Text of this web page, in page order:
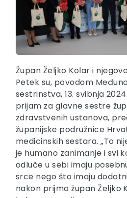
Župan Željko Kolar i
Petek su, povodom
sestrinstva, 13. svibnja
prijam za glavne sestre
zdravstvenih ustanova,
županijske podružnice
medicinskih sestara. „To
je humano zanimanje i svi
odluče u sebi imaju
srce nego što imaju
nakon prijma župan Željko